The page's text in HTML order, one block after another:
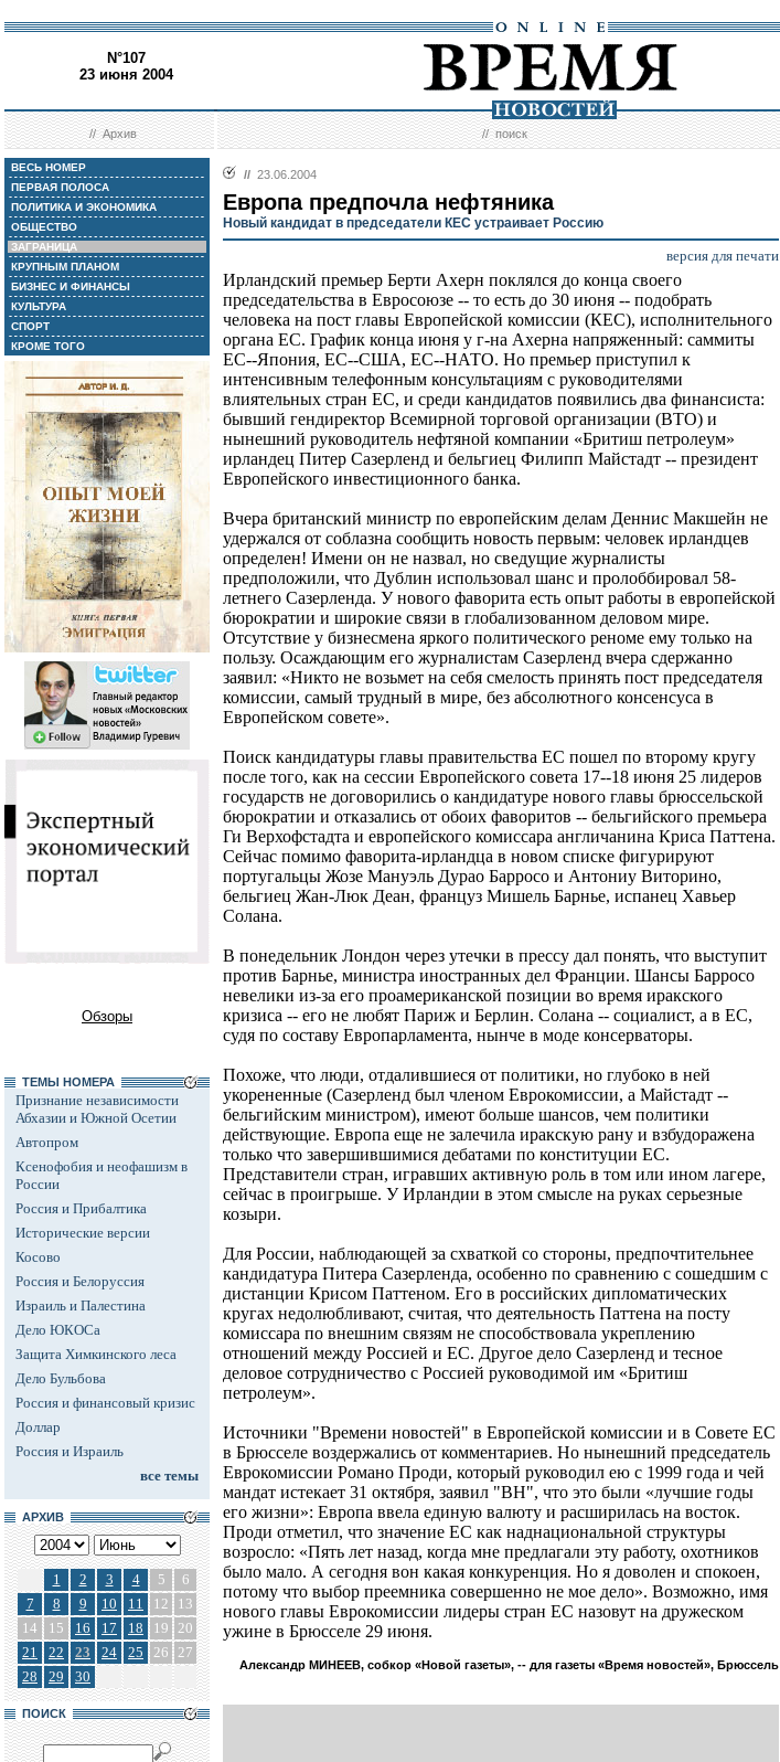
N°107
23 июня 2004
//Архив //поиск
ВЕСЬ НОМЕР
ПЕРВАЯ ПОЛОСА
ПОЛИТИКА И ЭКОНОМИКА
ОБЩЕСТВО
ЗАГРАНИЦА
КРУПНЫМ ПЛАНОМ
БИЗНЕС И ФИНАНСЫ
КУЛЬТУРА
СПОРТ
КРОМЕ ТОГО
Обзоры
ТЕМЫ НОМЕРА
Признание независимости
Абхазии и Южной Осетии
Автопром
Ксенофобия и неофашизм в
России
Россия и Прибалтика
Исторические версии
Косово
Россия и Белоруссия
Израиль и Палестина
Дело ЮКОСа
Защита Химкинского леса
Дело Бульбова
Россия и финансовый кризис
Доллар
Россия и Израиль
все темы
АРХИВ
1 2 3 4 5
6
7
8 9 10 11 12
13
14
15 16 17 18 19 20
21
22 23 24 25 26 27
28
29 30
ПОИСК
// 23.06.2004
Европа предпочла нефтяника
Новый кандидат в председатели КЕС устраивает Россию
версия для печати
Ирландский премьер Берти Ахерн поклялся до конца своего
председательства в Евросоюзе -- то есть до 30 июня -- подобрать
человека на пост главы Европейской комиссии (КЕС), исполнительного
органа ЕС. График конца июня у г-на Ахерна напряженный: саммиты
ЕС--Япония, ЕС--США, ЕС--НАТО. Но премьер приступил к
интенсивным телефонным консультациям с руководителями
влиятельных стран ЕС, и среди кандидатов появились два финансиста:
бывший гендиректор Всемирной торговой организации (ВТО) и
нынешний руководитель нефтяной компании «Бритиш петролеум»
ирландец Питер Сазерленд и бельгиец Филипп Майстадт -- президент
Европейского инвестиционного банка.
Вчера британский министр по европейским делам Деннис Макшейн не
удержался от соблазна сообщить новость первым: человек ирландцев
определен! Имени он не назвал, но сведущие журналисты
предположили, что Дублин использовал шанс и пролоббировал 58-
летнего Сазерленда. У нового фаворита есть опыт работы в европейской
бюрократии и широкие связи в глобализованном деловом мире.
Отсутствие у бизнесмена яркого политического реноме ему только на
пользу. Осаждающим его журналистам Сазерленд вчера сдержанно
заявил: «Никто не возьмет на себя смелость принять пост председателя
комиссии, самый трудный в мире, без абсолютного консенсуса в
Европейском совете».
Поиск кандидатуры главы правительства ЕС пошел по второму кругу
после того, как на сессии Европейского совета 17--18 июня 25 лидеров
государств не договорились о кандидатуре нового главы брюссельской
бюрократии и отказались от обоих фаворитов -- бельгийского премьера
Ги Верхофстадта и европейского комиссара англичанина Криса Паттена.
Сейчас помимо фаворита-ирландца в новом списке фигурируют
португальцы Жозе Мануэль Дурао Барросо и Антониу Виторино,
бельгиец Жан-Люк Деан, француз Мишель Барнье, испанец Хавьер
Солана.
В понедельник Лондон через утечки в прессу дал понять, что выступит
против Барнье, министра иностранных дел Франции. Шансы Барросо
невелики из-за его проамериканской позиции во время иракского
кризиса -- его не любят Париж и Берлин. Солана -- социалист, а в ЕС,
судя по составу Европарламента, нынче в моде консерваторы.
Похоже, что люди, отдалившиеся от политики, но глубоко в ней
укорененные (Сазерленд был членом Еврокомиссии, а Майстадт --
бельгийским министром), имеют больше шансов, чем политики
действующие. Европа еще не залечила иракскую рану и взбудоражена
только что завершившимися дебатами по конституции ЕС.
Представители стран, игравших активную роль в том или ином лагере,
сейчас в проигрыше. У Ирландии в этом смысле на руках серьезные
козыри.
Для России, наблюдающей за схваткой со стороны, предпочтительнее
кандидатура Питера Сазерленда, особенно по сравнению с сошедшим с
дистанции Крисом Паттеном. Его в российских дипломатических
кругах недолюбливают, считая, что деятельность Паттена на посту
комиссара по внешним связям не способствовала укреплению
отношений между Россией и ЕС. Другое дело Сазерленд и тесное
деловое сотрудничество с Россией руководимой им «Бритиш
петролеум».
Источники "Времени новостей" в Европейской комиссии и в Совете ЕС
в Брюсселе воздержались от комментариев. Но нынешний председатель
Еврокомиссии Романо Проди, который руководил ею с 1999 года и чей
мандат истекает 31 октября, заявил "ВН", что это были «лучшие годы
его жизни»: Европа ввела единую валюту и расширилась на восток.
Проди отметил, что значение ЕС как наднациональной структуры
возросло: «Пять лет назад, когда мне предлагали эту работу, охотников
было мало. А сегодня вон какая конкуренция. Но я доволен и спокоен,
потому что выбор преемника совершенно не мое дело». Возможно, имя
нового главы Еврокомиссии лидеры стран ЕС назовут на дружеском
ужине в Брюсселе 29 июня.
Александр МИНЕЕВ, собкор «Новой газеты», -- для газеты «Время новостей», Брюссель